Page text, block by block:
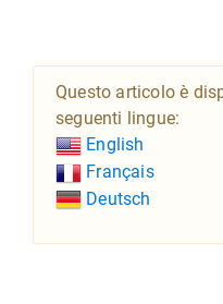
Questo articolo è
seguenti lingue:
English
Français
Deutsch